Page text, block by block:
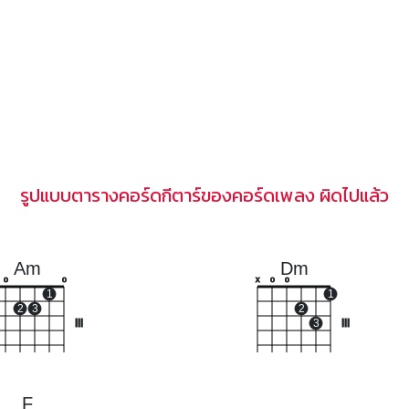
รูปแบบตารางคอร์ดกีตาร์ของคอร์ดเพลง ผิดไปแล้ว
Am
o
2 3
1
o
Dm
x o o
2
3
1
F